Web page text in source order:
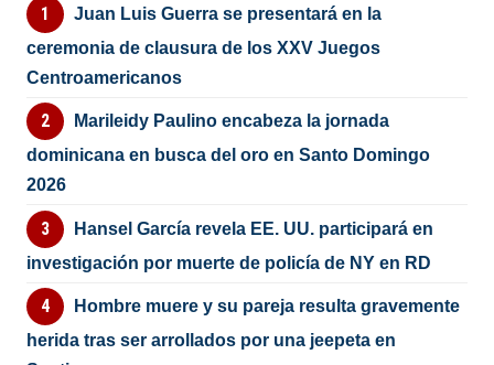
Juan Luis Guerra se presentará en la
ceremonia de clausura de los XXV Juegos
Centroamericanos
Marileidy Paulino encabeza la jornada
dominicana en busca del oro en Santo Domingo
2026
Hansel García revela EE. UU. participará en
investigación por muerte de policía de NY en RD
Hombre muere y su pareja resulta gravemente
herida tras ser arrollados por una jeepeta en